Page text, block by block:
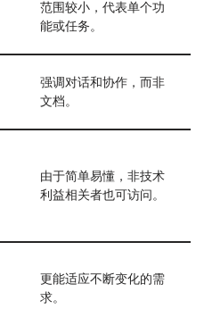
范围较小，代表单个功
能或任务。
强调对话和协作，而非
文档。
由于简单易懂，非技术
利益相关者也可访问。
更能适应不断变化的需
求。